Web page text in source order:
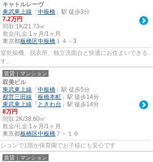
キャトルレーヴ
東武東上線 「 中板橋 」駅 徒歩3分
7.2万円
間取:1K/21.73㎡
敷金/礼金:1ヶ月/1ヶ月
東京都板橋区中板橋 １４－3
乾燥機、脱衣所、独立洗面台と快適にお住まいできる
。
賃貸｜マンション
双美ビル
東武東上線 「 中板橋 」駅 徒歩5分
都営三田線 「 板橋本町 」駅 徒歩14分
東武東上線 「 ときわ台 」駅 徒歩14分
8万円
間取:2K/38.60㎡
敷金/礼金:1ヶ月/1ヶ月
東京都板橋区中板橋 ７－１６
ョンで1階が保育園でお子様にも安心です
賃貸｜マンション